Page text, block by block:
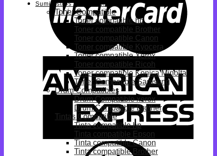
Suministros Compatibles
Toner Compatible
Toner compatible hp
Toner compatible Brother
Toner compatible Canon
Toner compatible Kyocera
Toner compatible Xerox
Toner compatible Ricoh
Toner compatible Konica Minolta
Toner Compatible Samsung
Drum Compatibles
Drum Compatible xerox
Drum Compatible Brother
Tintas Compatible
Tinta compatible hp
Tinta compatible Epson
Tinta compatible Canon
Tinta compatible Brother